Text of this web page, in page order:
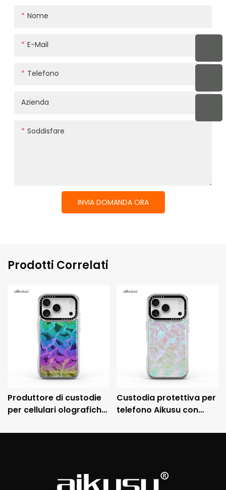
Nome
E-Mail
Telefono
Azienda
Soddisfare
INVIA DOMANDA ORA
Prodotti Correlati
Produttore di custodie
per cellulari olografiche
custodia protettiva
Custodia protettiva per
telefono Aikusu con
galvanizzato, struttura